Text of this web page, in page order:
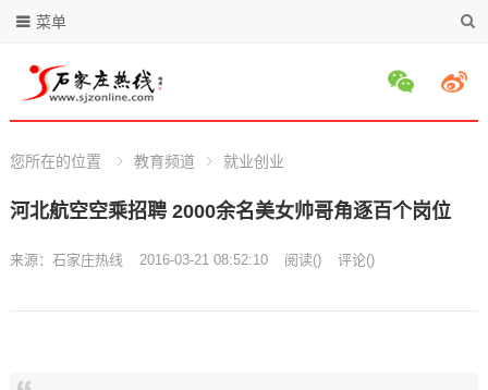
菜单
您所在的位置 教育频道 就业创业
河北航空空乘招聘 2000余名美女帅哥角逐百个岗位
来源： 石家庄热线 2016-03-21 08:52:10 阅读() 评论()